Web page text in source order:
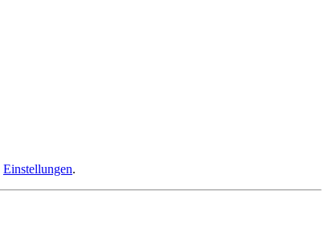
Einstellungen.